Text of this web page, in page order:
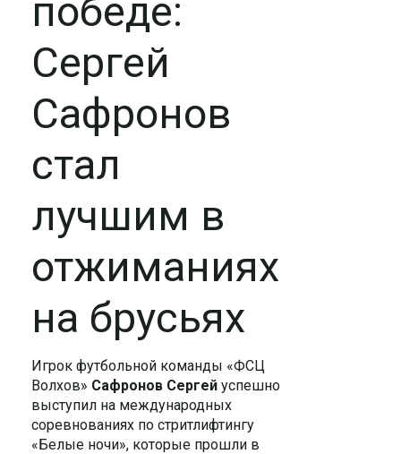
победе:
Сергей
Сафронов
стал
лучшим в
отжиманиях
на брусьях
Игрок футбольной команды «ФСЦ
Волхов» Сафронов Сергей успешно
выступил на международных
соревнованиях по стритлифтингу
«Белые ночи», которые прошли в